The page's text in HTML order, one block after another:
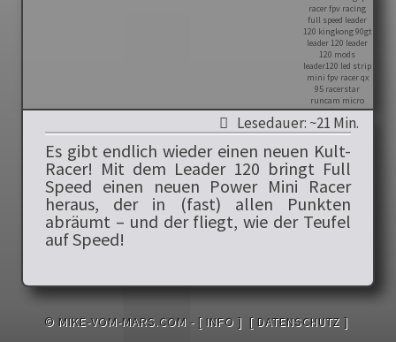
Lesedauer: ~21 Min.
Es gibt endlich wieder einen neuen Kult-
Racer! Mit dem Leader 120 bringt Full
Speed einen neuen Power Mini Racer
heraus, der in (fast) allen Punkten
abräumt – und der fliegt, wie der Teufel
auf Speed!
© MIKE-VOM-MARS.COM - [ INFO ] [ DATENSCHUTZ ]